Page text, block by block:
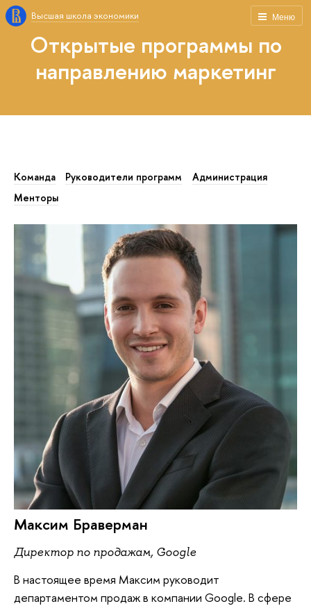
Меню
Высшая школа экономики
Открытые программы по
направлению маркетинг
Команда Руководители программ
Администрация
Менторы
Максим Браверман
Директор по продажам, Google
В настоящее время Максим руководит
департаментом продаж в компании Google. В сфере